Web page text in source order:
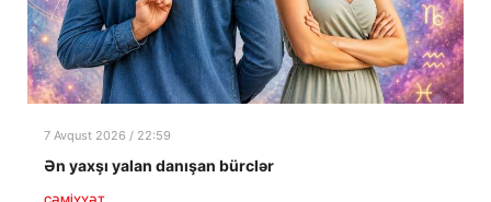
7 Avqust 2026 / 22:59
Ən yaxşı yalan danışan bürclər